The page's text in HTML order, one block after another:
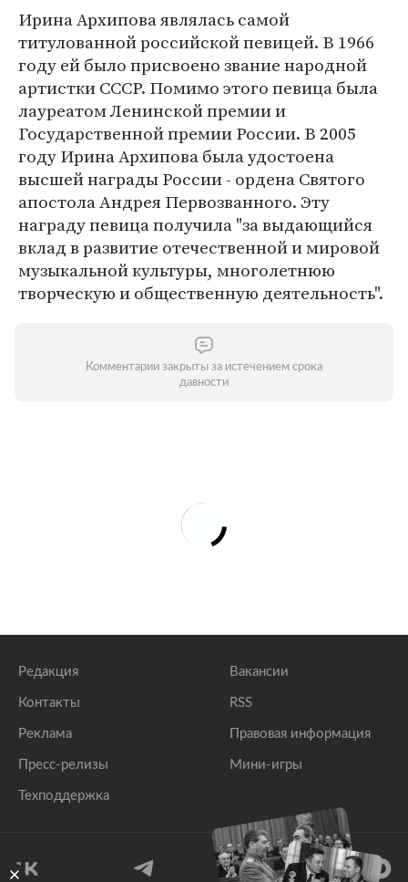
Ирина Архипова являлась самой
титулованной российской певицей. В 1966
году ей было присвоено звание народной
артистки СССР. Помимо этого певица была
лауреатом Ленинской премии и
Государственной премии России. В 2005
году Ирина Архипова была удостоена
высшей награды России - ордена Святого
апостола Андрея Первозванного. Эту
награду певица получила "за выдающийся
вклад в развитие отечественной и мировой
музыкальной культуры, многолетнюю
творческую и общественную деятельность".
Комментарии закрыты за истечением срока
давности
Редакция
Контакты
Реклама
Пресс-релизы
Техподдержка
Вакансии
RSS
Правовая информация
Мини-игры